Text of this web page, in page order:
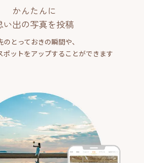
かんたんに
い出の写真を投稿
のとっておきの瞬間や、
ポットをアップすることができます